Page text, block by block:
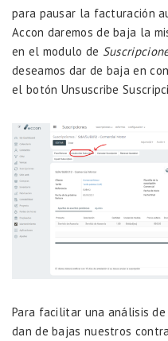
para pausar la facturación
Accon daremos de baja la
en el modulo de
deseamos dar de baja en
el botón Unsuscribe
Para facilitar una análisis
dan de bajas nuestros